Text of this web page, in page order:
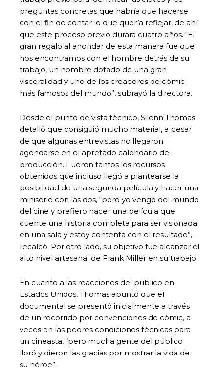
preguntas concretas que habría que hacerse
con el fin de contar lo que quería reflejar, de ahí
que este proceso previo durara cuatro años. “El
gran regalo al ahondar de esta manera fue que
nos encontramos con el hombre detrás de su
trabajo, un hombre dotado de una gran
visceralidad y uno de los creadores de cómic
más famosos del mundo”, subrayó la directora.
Desde el punto de vista técnico, Silenn Thomas
detalló que consiguió mucho material, a pesar
de que algunas entrevistas no llegaron
agendarse en el apretado calendario de
producción. Fueron tantos los recursos
obtenidos que incluso llegó a plantearse la
posibilidad de una segunda película y hacer una
miniserie con las dos, “pero yo vengo del mundo
del cine y prefiero hacer una película que
cuente una historia completa para ser visionada
en una sala y estoy contenta con el resultado”,
recalcó. Por otro lado, su objetivo fue alcanzar el
alto nivel artesanal de Frank Miller en su trabajo.
En cuanto a las reacciones del público en
Estados Unidos, Thomas apuntó que el
documental se presentó inicialmente a través
de un recorrido por convenciones de cómic, a
veces en las peores condiciones técnicas para
un cineasta, “pero mucha gente del público
lloró y dieron las gracias por mostrar la vida de
su héroe”.